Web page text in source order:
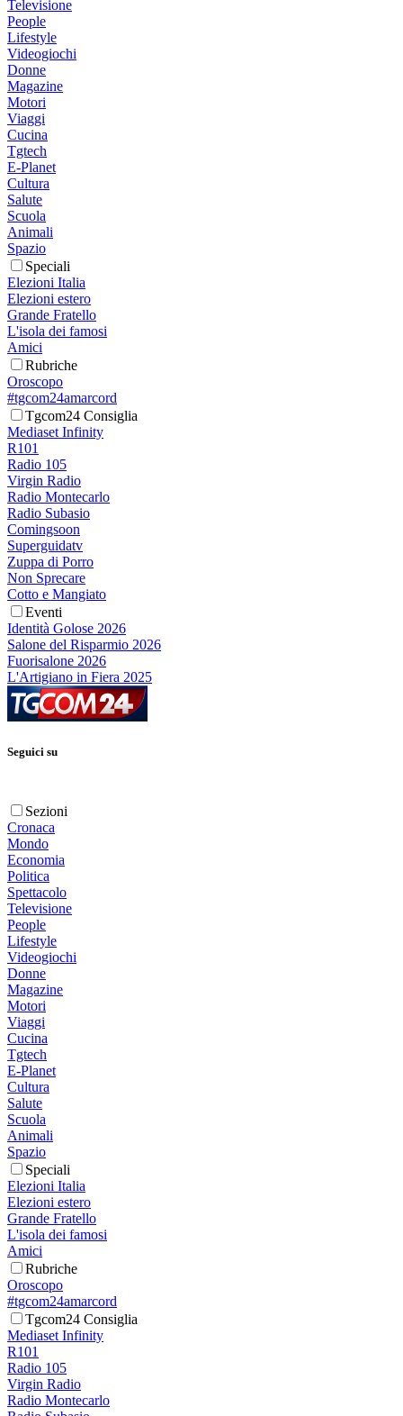
Televisione
People
Lifestyle
Videogiochi
Donne
Magazine
Motori
Viaggi
Cucina
Tgtech
E-Planet
Cultura
Salute
Scuola
Animali
Spazio
Speciali
Elezioni Italia
Elezioni estero
Grande Fratello
L'isola dei famosi
Amici
Rubriche
Oroscopo
#tgcom24amarcord
Tgcom24 Consiglia
Mediaset Infinity
R101
Radio 105
Virgin Radio
Radio Montecarlo
Radio Subasio
Comingsoon
Superguidatv
Zuppa di Porro
Non Sprecare
Cotto e Mangiato
Eventi
Identità Golose 2026
Salone del Risparmio 2026
Fuorisalone 2026
L'Artigiano in Fiera 2025
Seguici su
Sezioni
Cronaca
Mondo
Economia
Politica
Spettacolo
Televisione
People
Lifestyle
Videogiochi
Donne
Magazine
Motori
Viaggi
Cucina
Tgtech
E-Planet
Cultura
Salute
Scuola
Animali
Spazio
Speciali
Elezioni Italia
Elezioni estero
Grande Fratello
L'isola dei famosi
Amici
Rubriche
Oroscopo
#tgcom24amarcord
Tgcom24 Consiglia
Mediaset Infinity
R101
Radio 105
Virgin Radio
Radio Montecarlo